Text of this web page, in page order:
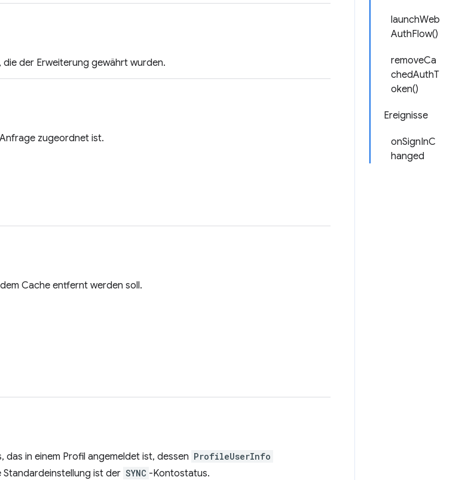
launchWeb
AuthFlow()
removeCa
chedAuthT
oken()
Ereignisse
onSignInC
hanged
der Erweiterung gewährt wurden.
zugeordnet ist.
Cache entfernt werden soll.
das in einem Profil angemeldet ist, dessen ProfileUserInfo
ist der SYNC -Kontostatus.